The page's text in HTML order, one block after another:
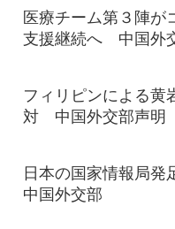
医療チーム第３陣が
支援継続へ 中国外
フィリピンによる黄
対 中国外交部声明
日本の国家情報局
中国外交部